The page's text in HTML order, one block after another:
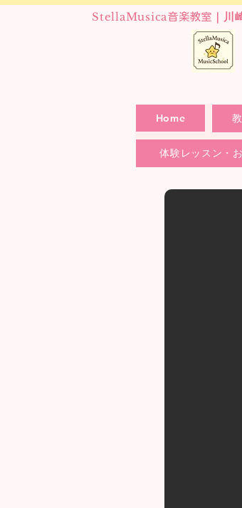
StellaMusica音楽教室 ｜
Home
体験レッスン・